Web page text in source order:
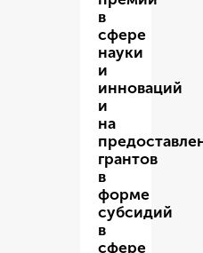
в
сфере
науки
и
инноваций
и
на
грантов
в
форме
субсидий
в
сфере